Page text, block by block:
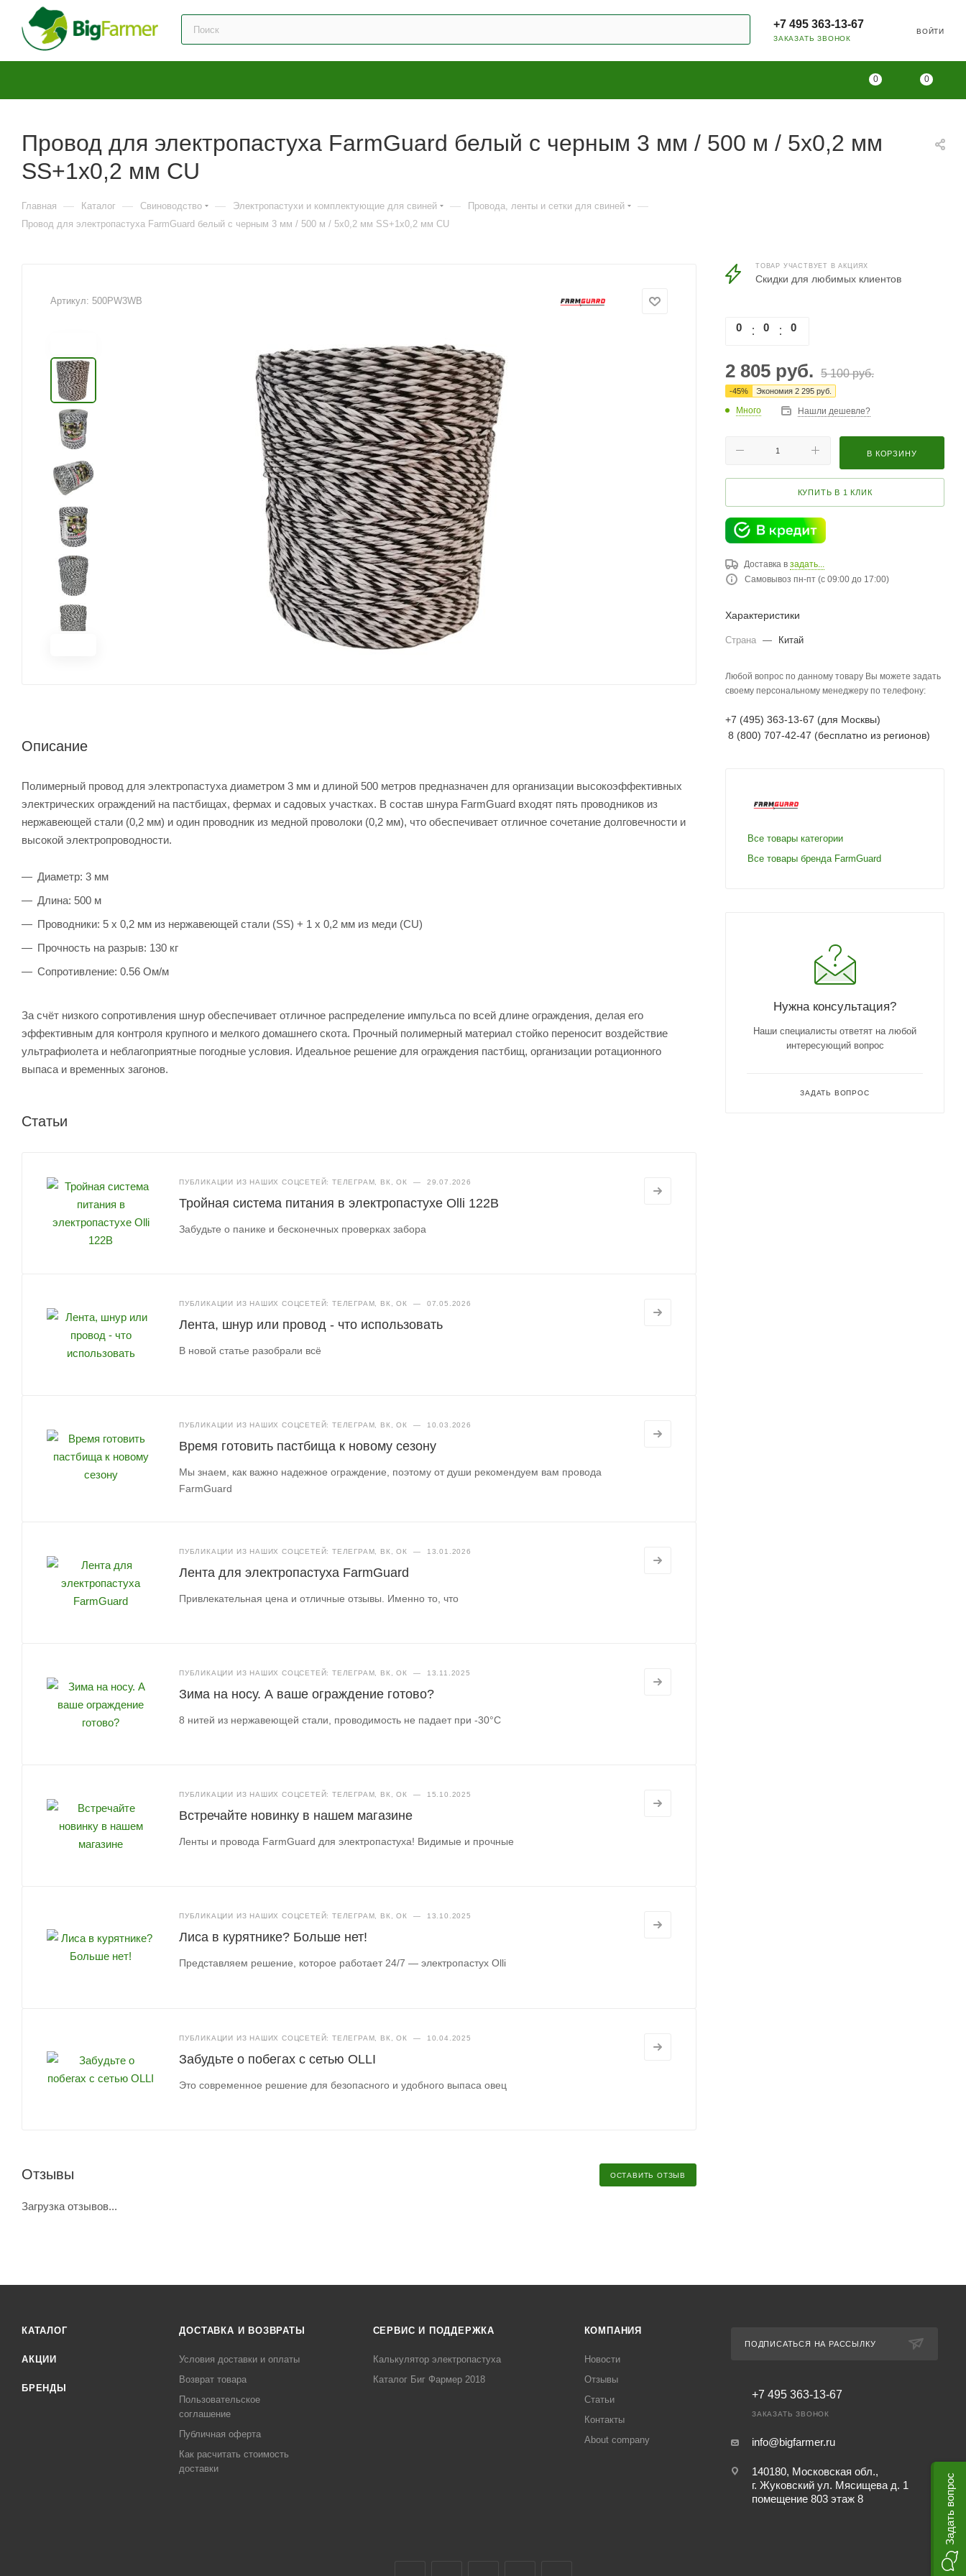
+7 495 363-13-67
ЗАКАЗАТЬ ЗВОНОК
ВОЙТИ
0 0
Провод для электропастуха FarmGuard белый с черным 3 мм / 500 м / 5x0,2 мм
SS+1х0,2 мм CU
Главная — Каталог — Свиноводство — Электропастухи и комплектующие для свиней — Провода, ленты и сетки для свиней —
Провод для электропастуха FarmGuard белый с черным 3 мм / 500 м / 5x0,2 мм SS+1х0,2 мм CU
Артикул: 500PW3WB
Описание
Полимерный провод для электропастуха диаметром 3 мм и длиной 500 метров предназначен для организации высокоэффективных
электрических ограждений на пастбищах, фермах и садовых участках. В состав шнура FarmGuard входят пять проводников из
нержавеющей стали (0,2 мм) и один проводник из медной проволоки (0,2 мм), что обеспечивает отличное сочетание долговечности и
высокой электропроводности.
Диаметр: 3 мм
Длина: 500 м
Проводники: 5 х 0,2 мм из нержавеющей стали (SS) + 1 х 0,2 мм из меди (CU)
Прочность на разрыв: 130 кг
Сопротивление: 0.56 Ом/м
За счёт низкого сопротивления шнур обеспечивает отличное распределение импульса по всей длине ограждения, делая его
эффективным для контроля крупного и мелкого домашнего скота. Прочный полимерный материал стойко переносит воздействие
ультрафиолета и неблагоприятные погодные условия. Идеальное решение для ограждения пастбищ, организации ротационного
выпаса и временных загонов.
Статьи
ПУБЛИКАЦИИ ИЗ НАШИХ СОЦСЕТЕЙ: ТЕЛЕГРАМ, ВК, ОК — 29.07.2026
Тройная система питания в электропастухе Olli 122B
Забудьте о панике и бесконечных проверках забора
ПУБЛИКАЦИИ ИЗ НАШИХ СОЦСЕТЕЙ: ТЕЛЕГРАМ, ВК, ОК — 07.05.2026
Лента, шнур или провод - что использовать
В новой статье разобрали всё
ПУБЛИКАЦИИ ИЗ НАШИХ СОЦСЕТЕЙ: ТЕЛЕГРАМ, ВК, ОК — 10.03.2026
Время готовить пастбища к новому сезону
Мы знаем, как важно надежное ограждение, поэтому от души рекомендуем вам провода
FarmGuard
ПУБЛИКАЦИИ ИЗ НАШИХ СОЦСЕТЕЙ: ТЕЛЕГРАМ, ВК, ОК — 13.01.2026
Лента для электропастуха FarmGuard
Привлекательная цена и отличные отзывы. Именно то, что
ПУБЛИКАЦИИ ИЗ НАШИХ СОЦСЕТЕЙ: ТЕЛЕГРАМ, ВК, ОК — 13.11.2025
Зима на носу. А ваше ограждение готово?
8 нитей из нержавеющей стали, проводимость не падает при -30°C
ПУБЛИКАЦИИ ИЗ НАШИХ СОЦСЕТЕЙ: ТЕЛЕГРАМ, ВК, ОК — 15.10.2025
Встречайте новинку в нашем магазине
Ленты и провода FarmGuard для электропастуха! Видимые и прочные
ПУБЛИКАЦИИ ИЗ НАШИХ СОЦСЕТЕЙ: ТЕЛЕГРАМ, ВК, ОК — 13.10.2025
Лиса в курятнике? Больше нет!
Представляем решение, которое работает 24/7 — электропастух Olli
ПУБЛИКАЦИИ ИЗ НАШИХ СОЦСЕТЕЙ: ТЕЛЕГРАМ, ВК, ОК — 10.04.2025
Забудьте о побегах с сетью OLLI
Это современное решение для безопасного и удобного выпаса овец
Отзывы ОСТАВИТЬ ОТЗЫВ
Загрузка отзывов...
ТОВАР УЧАСТВУЕТ В АКЦИЯХ
Скидки для любимых клиентов
0 0 0
2 805 руб. 5 100руб.
-45% Экономия 2 295 руб.
Много Нашли дешевле?
В КОРЗИНУ
КУПИТЬ В 1 КЛИК
Доставка в задать...
Самовывоз пн-пт (с 09:00 до 17:00)
Характеристики
Страна — Китай
Любой вопрос по данному товару Вы можете задать
своему персональному менеджеру по телефону:
+7 (495) 363-13-67 (для Москвы)
8 (800) 707-42-47 (бесплатно из регионов)
Все товары категории
Все товары бренда FarmGuard
Нужна консультация?
Наши специалисты ответят на любой
интересующий вопрос
ЗАДАТЬ ВОПРОС
КАТАЛОГ
АКЦИИ
БРЕНДЫ
ДОСТАВКА И ВОЗВРАТЫ
Условия доставки и оплаты
Возврат товара
Пользовательское
соглашение
Публичная оферта
Как расчитать стоимость
доставки
СЕРВИС И ПОДДЕРЖКА
Калькулятор электропастуха
Каталог Биг Фармер 2018
КОМПАНИЯ
Новости
Отзывы
Статьи
Контакты
About company
ПОДПИСАТЬСЯ НА РАССЫЛКУ
+7 495 363-13-67
ЗАКАЗАТЬ ЗВОНОК
info@bigfarmer.ru
140180, Московская обл.,
г. Жуковский ул. Мясищева д. 1
помещение 803 этаж 8
Задать вопрос